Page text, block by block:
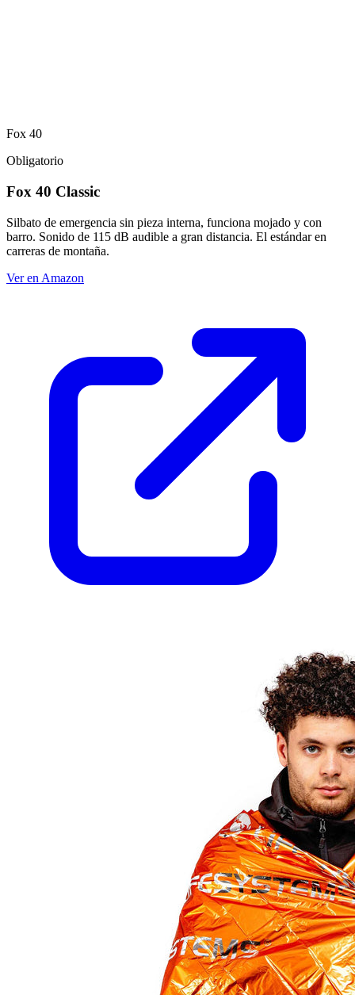
Fox 40
Obligatorio
Fox 40 Classic
Silbato de emergencia sin pieza interna, funciona mojado y con
barro. Sonido de 115 dB audible a gran distancia. El estándar en
carreras de montaña.
Ver en Amazon